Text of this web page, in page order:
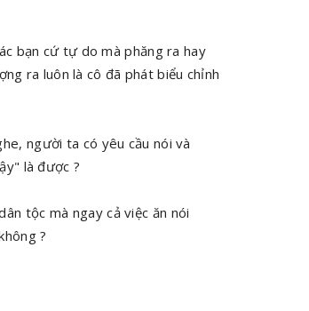
bạn cứ tự do mà phăng ra hay
ra luôn là cô đã phát biểu chỉnh
người ta có yêu cầu nói và
là được ?
tộc mà ngay cả việc ăn nói
?